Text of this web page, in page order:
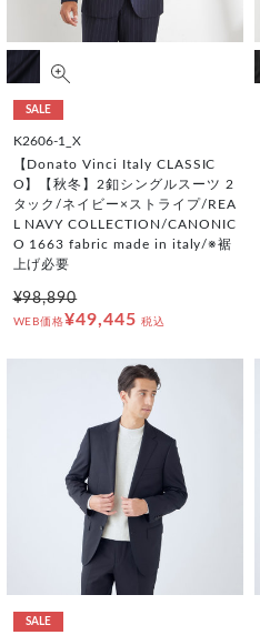
SALE
K2606-1_X
【Donato Vinci Italy CLASSIC
O】【秋冬】2釦シングルスーツ 2
タック/ネイビー×ストライプ/REA
L NAVY COLLECTION/CANONIC
O 1663 fabric made in italy/※裾
上げ必要
¥98,890
WEB価格¥49,445 税込
SALE